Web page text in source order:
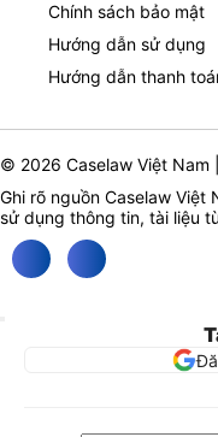
Chính sách bảo mật
Hướng dẫn sử dụng
Hướng dẫn thanh
© 2026 Caselaw Việt Nam
Ghi rõ nguồn Caselaw Việt
sử dụng thông tin, tài liệu